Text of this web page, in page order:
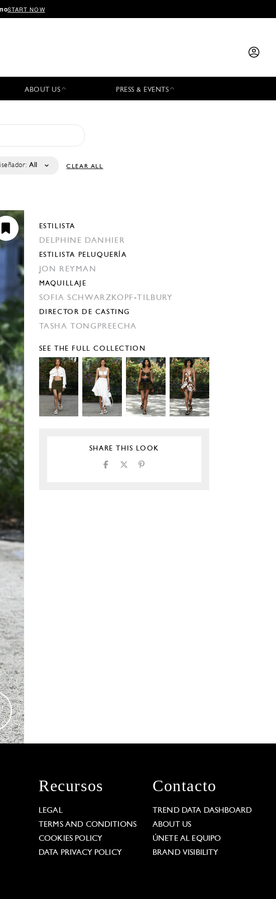
START NOW
ABOUT US PRESS & EVENTS
All CLEAR ALL
ESTILISTA
DELPHINE DANHIER
ESTILISTA PELUQUERÍA
JON REYMAN
MAQUILLAJE
SOFIA SCHWARZKOPF-TILBURY
DIRECTOR DE CASTING
TASHA TONGPREECHA
SEE THE FULL COLLECTION
SHARE THIS LOOK
Recursos
LEGAL
TERMS AND CONDITIONS
COOKIES POLICY
DATA PRIVACY POLICY
Contacto
TREND DATA DASHBOARD
ABOUT US
ÚNETE AL EQUIPO
BRAND VISIBILITY